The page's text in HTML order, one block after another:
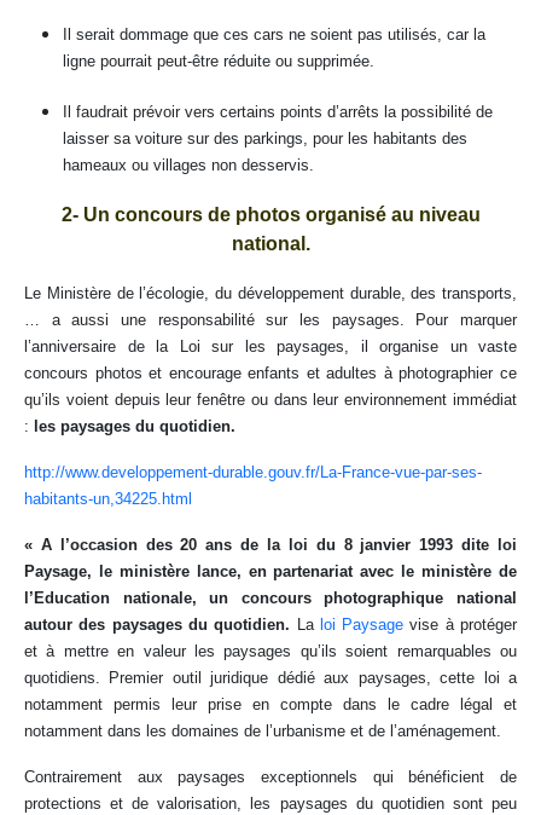
Il serait dommage que ces cars ne soient pas utilisés, car la
ligne pourrait peut-être réduite ou supprimée.
Il faudrait prévoir vers certains points d’arrêts la possibilité de
laisser sa voiture sur des parkings, pour les habitants des
hameaux ou villages non desservis.
2- Un concours de photos organisé au niveau
national.
Le Ministère de l’écologie, du développement durable, des transports,
… a aussi une responsabilité sur les paysages. Pour marquer
l’anniversaire de la Loi sur les paysages, il organise un vaste
concours photos et encourage enfants et adultes à photographier ce
qu’ils voient depuis leur fenêtre ou dans leur environnement immédiat
: les paysages du quotidien.
http://www.developpement-durable.gouv.fr/La-France-vue-par-ses-
habitants-un,34225.html
« A l’occasion des 20 ans de la loi du 8 janvier 1993 dite loi
Paysage, le ministère lance, en partenariat avec le ministère de
l’Education nationale, un concours photographique national
autour des paysages du quotidien. La loi Paysage vise à protéger
et à mettre en valeur les paysages qu’ils soient remarquables ou
quotidiens. Premier outil juridique dédié aux paysages, cette loi a
notamment permis leur prise en compte dans le cadre légal et
notamment dans les domaines de l’urbanisme et de l’aménagement.
Contrairement aux paysages exceptionnels qui bénéficient de
protections et de valorisation, les paysages du quotidien sont peu